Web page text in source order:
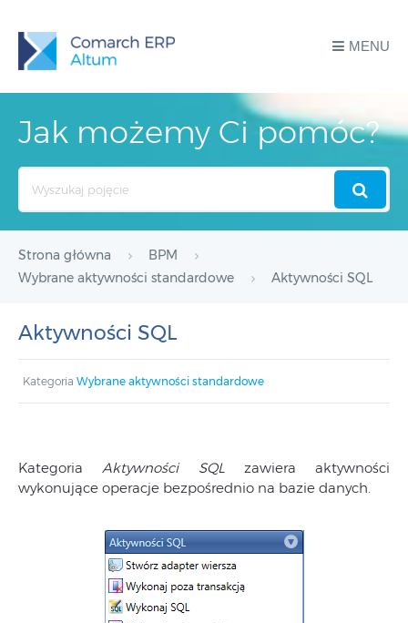
MENU
Jak możemy Ci pomóc?
Strona główna
BPM
Wybrane aktywności standardowe
Aktywności SQL
Aktywności SQL
Kategoria Wybrane aktywności standardowe
KategoriaAktywności SQLzawiera aktywności
wykonujące operacje bezpośrednio na bazie danych.